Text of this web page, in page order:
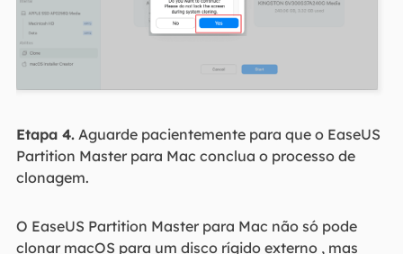
Etapa 4.Aguarde pacientemente para que o EaseUS
Partition Master para Mac conclua o processo de
clonagem.
O EaseUS Partition Master para Mac não só pode
clonar macOS para um disco rígido externo , mas